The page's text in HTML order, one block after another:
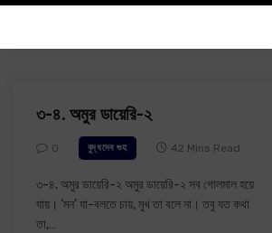
৩-৪. অমুর ডায়েরি-২
0 বুদ্ধদেব গুহ 42 Mins Read
৩-৪. অমুর ডায়েরি-২ অমুর ডায়েরি-২ সব গোলমাল হয়ে
যায়। ‘মন’ যা-বলতে চায়, মুখ তা বলে না। তবু যত কথা
তা,…